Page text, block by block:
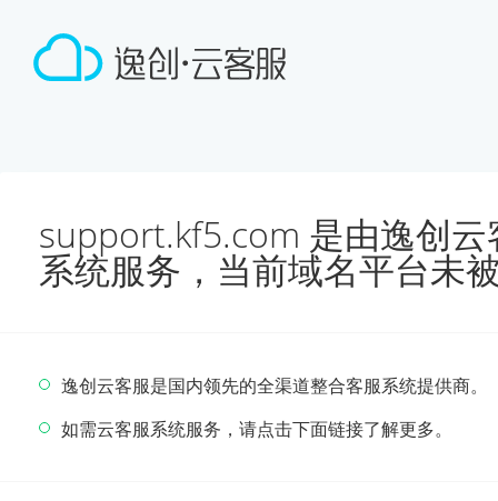
support.kf5.com 是由逸创
系统服务，当前域名平台未
逸创云客服是国内领先的全渠道整合客服系统提供商。
如需云客服系统服务，请点击下面链接了解更多。